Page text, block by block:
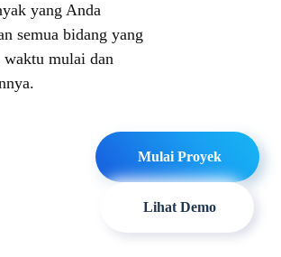
yang Anda
semua bidang yang
waktu mulai dan
Mulai Proyek
Lihat Demo